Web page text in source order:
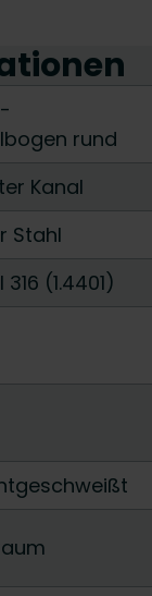
rund
Kanal
Stahl
(1.4401)